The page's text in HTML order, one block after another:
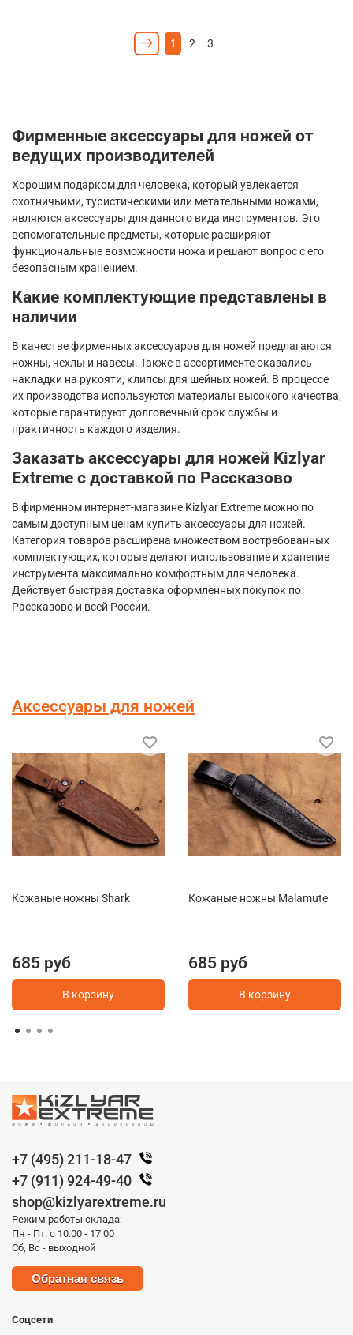
1 2 3
Фирменные аксессуары для ножей от
ведущих производителей
Хорошим подарком для человека, который увлекается
охотничьими, туристическими или метательными ножами,
являются аксессуары для данного вида инструментов. Это
вспомогательные предметы, которые расширяют
функциональные возможности ножа и решают вопрос с его
безопасным хранением.
Какие комплектующие представлены в
наличии
В качестве фирменных аксессуаров для ножей предлагаются
ножны, чехлы и навесы. Также в ассортименте оказались
накладки на рукояти, клипсы для шейных ножей. В процессе
их производства используются материалы высокого качества,
которые гарантируют долговечный срок службы и
практичность каждого изделия.
Заказать аксессуары для ножей Kizlyar
Extreme с доставкой по Рассказово
В фирменном интернет-магазине Kizlyar Extreme можно по
самым доступным ценам купить аксессуары для ножей.
Категория товаров расширена множеством востребованных
комплектующих, которые делают использование и хранение
инструмента максимально комфортным для человека.
Действует быстрая доставка оформленных покупок по
Рассказово и всей России.
Аксессуары для ножей
Кожаные ножны Shark
685 руб
В корзину
Кожаные ножны Malamute
685 руб
В корзину
+7 (495) 211-18-47
+7 (911) 924-49-40
shop@kizlyarextreme.ru
Режим работы склада:
Пн - Пт: с 10.00 - 17.00
Сб, Вс - выходной
Обратная связь
Соцсети